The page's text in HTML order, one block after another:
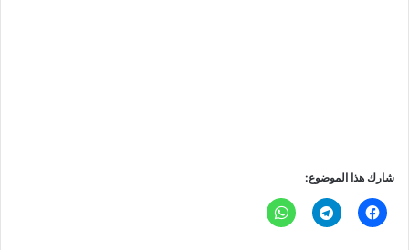
شارك هذا الموضوع: